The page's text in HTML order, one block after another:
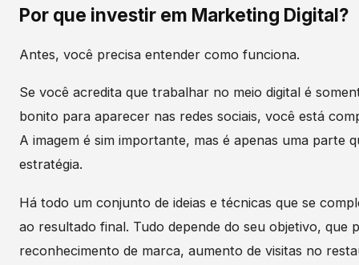
Por que investir em Marketing Digital?
Antes, você precisa entender como funciona.
Se você acredita que trabalhar no meio digital é
bonito para aparecer nas redes sociais, você está
A imagem é sim importante, mas é apenas uma parte
estratégia.
Há todo um conjunto de ideias e técnicas que se
ao resultado final. Tudo depende do seu objetivo, que
reconhecimento de marca, aumento de visitas no